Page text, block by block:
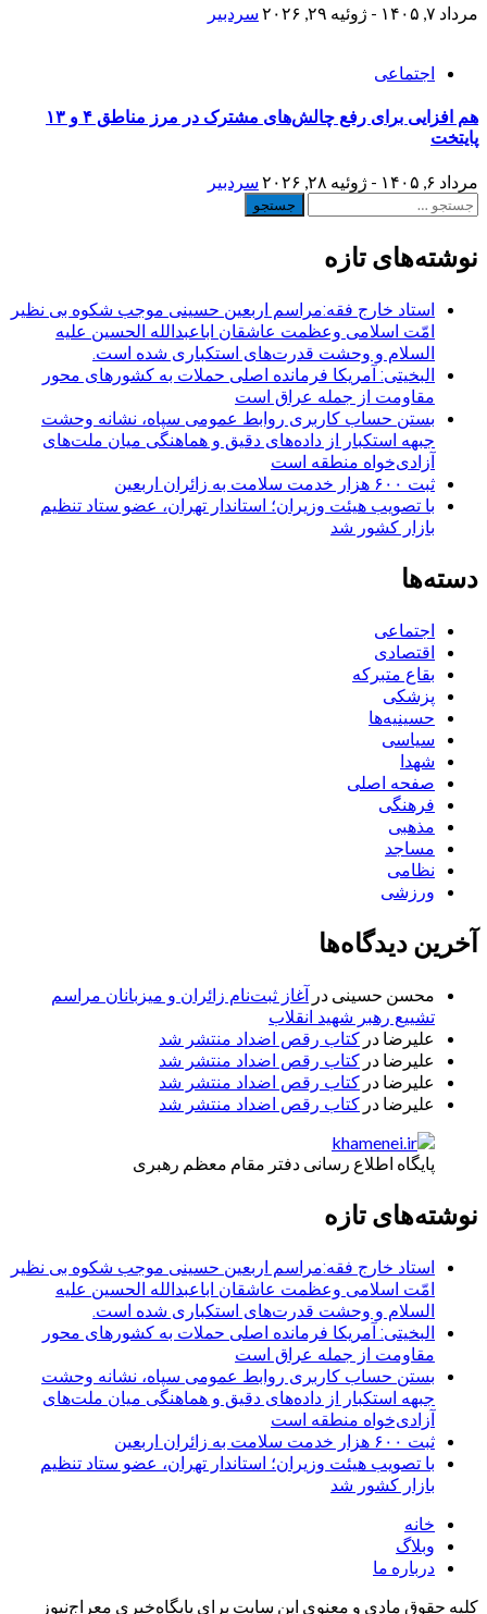
مرداد ۷, ۱۴۰۵ - ژوئیه ۲۹, ۲۰۲۶ سردبیر
اجتماعی
هم افزایی برای رفع چالش‌های مشترک در مرز مناطق ۴ و ۱۳
پایتخت
مرداد ۶, ۱۴۰۵ - ژوئیه ۲۸, ۲۰۲۶
سردبیر
جستجو
نوشته‌های تازه
استاد خارج فقه:مراسم اربعین حسینی موجب شکوه بی نظیر
امّت اسلامی وعظمت عاشقان اباعبدالله الحسین علیه
السلام و وحشت قدرت‌های استکباری شده است.
البخیتی: آمریکا فرمانده اصلی حملات به کشورهای محور
مقاومت از جمله عراق است
بستن حساب کاربری روابط عمومی سپاه، نشانه‌ وحشت
جبهه استکبار از داده‌های دقیق و هماهنگی میان ملت‌های
آزادی‌خواه منطقه است
ثبت ۶۰۰ هزار خدمت سلامت به زائران اربعین
با تصویب هیئت وزیران؛ استاندار تهران، عضو ستاد تنظیم
بازار کشور شد
دسته‌ها
اجتماعی
اقتصادی
بقاع متبرکه
پزشکی
حسینیه‌ها
سیاسی
شهدا
صفحه اصلی
فرهنگی
مذهبی
مساجد
نظامی
ورزشی
آخرین دیدگاه‌ها
محسن حسینی در آغاز ثبت‌نام زائران و میزبانان مراسم
تشییع رهبر شهید انقلاب
علیرضا در کتاب رقص اضداد منتشر شد
علیرضا در کتاب رقص اضداد منتشر شد
علیرضا در کتاب رقص اضداد منتشر شد
علیرضا در کتاب رقص اضداد منتشر شد
پایگاه اطلاع رسانی دفتر مقام معظم رهبری
نوشته‌های تازه
استاد خارج فقه:مراسم اربعین حسینی موجب شکوه بی نظیر
امّت اسلامی وعظمت عاشقان اباعبدالله الحسین علیه
السلام و وحشت قدرت‌های استکباری شده است.
البخیتی: آمریکا فرمانده اصلی حملات به کشورهای محور
مقاومت از جمله عراق است
بستن حساب کاربری روابط عمومی سپاه، نشانه‌ وحشت
جبهه استکبار از داده‌های دقیق و هماهنگی میان ملت‌های
آزادی‌خواه منطقه است
ثبت ۶۰۰ هزار خدمت سلامت به زائران اربعین
با تصویب هیئت وزیران؛ استاندار تهران، عضو ستاد تنظیم
بازار کشور شد
خانه
وبلاگ
درباره ما
کلیه حقوق مادی و معنوی این سایت برای پایگاه‌خبری معراج‌نیوز